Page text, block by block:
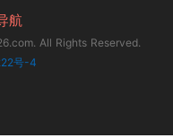
航
All Rights Reserved.
号-4